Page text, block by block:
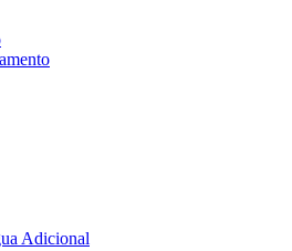
Adicional